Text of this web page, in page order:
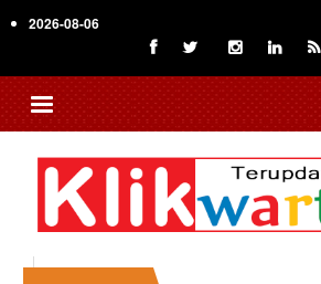
to
content
2026-08-06